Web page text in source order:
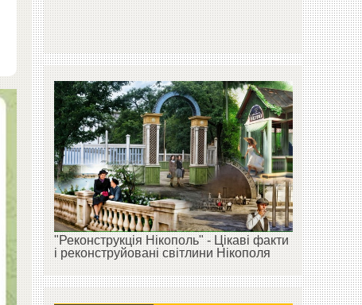
"Реконструкція Нікополь" - Цікаві факти
і реконструйовані світлини Нікополя